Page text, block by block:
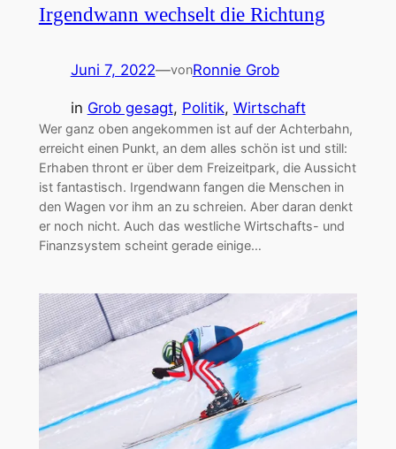
Irgendwann wechselt die Richtung
Juni 7, 2022—vonRonnie Grob
in Grob gesagt, Politik, Wirtschaft
Wer ganz oben angekommen ist auf der Achterbahn,
erreicht einen Punkt, an dem alles schön ist und still:
Erhaben thront er über dem Freizeitpark, die Aussicht
ist fantastisch. Irgendwann fangen die Menschen in
den Wagen vor ihm an zu schreien. Aber daran denkt
er noch nicht. Auch das westliche Wirtschafts- und
Finanzsystem scheint gerade einige…